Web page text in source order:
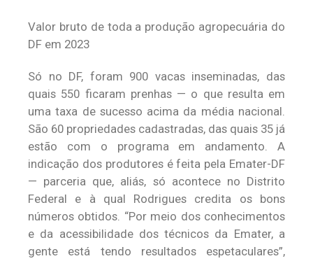
Valor bruto de toda a produção agropecuária do
DF em 2023
Só no DF, foram 900 vacas inseminadas, das
quais 550 ficaram prenhas — o que resulta em
uma taxa de sucesso acima da média nacional.
São 60 propriedades cadastradas, das quais 35 já
estão com o programa em andamento. A
indicação dos produtores é feita pela Emater-DF
— parceria que, aliás, só acontece no Distrito
Federal e à qual Rodrigues credita os bons
números obtidos. “Por meio dos conhecimentos
e da acessibilidade dos técnicos da Emater, a
gente está tendo resultados espetaculares”,